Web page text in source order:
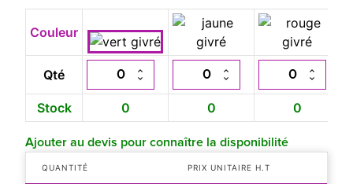
Couleur
Qté
Stock 0 0 0
Ajouter au devis pour connaître la disponibilité
QUANTITÉ PRIX UNITAIRE H.T